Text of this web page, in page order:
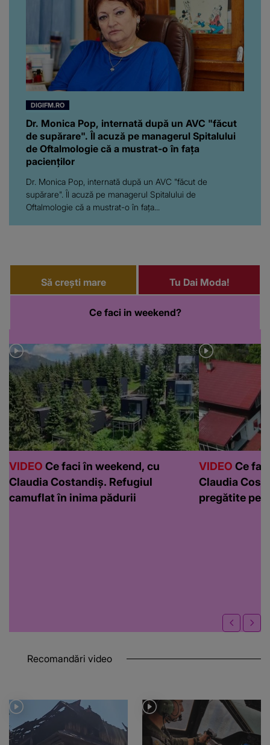
DIGIFM.RO
Dr. Monica Pop, internată după un AVC "făcut
de supărare". Îl acuză pe managerul Spitalului
de Oftalmologie că a mustrat-o în fața
pacienților
Dr. Monica Pop, internată după un AVC "făcut de
supărare". Îl acuză pe managerul Spitalului de
Oftalmologie că a mustrat-o în fața...
Să crești mare Tu Dai Moda!
Ce faci in weekend?
VIDEO Ce faci în weekend, cu
Claudia Costandiș. Refugiul
camuflat în inima pădurii
VIDEO Ce
Claudia
pregătite
Recomandări video